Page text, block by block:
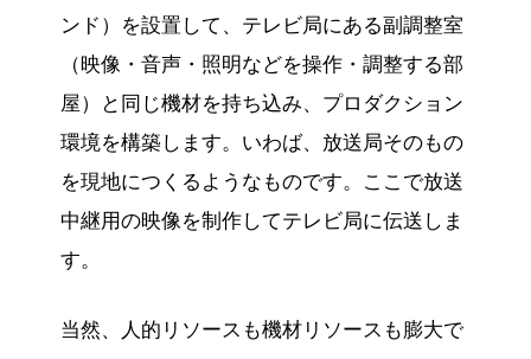
ンド）を設置して、テレビ局にある副調整室
（映像・音声・照明などを操作・調整する部
屋）と同じ機材を持ち込み、プロダクション
環境を構築します。いわば、放送局そのもの
を現地につくるようなものです。ここで放送
中継用の映像を制作してテレビ局に伝送しま
す。
当然、人的リソースも機材リソースも膨大で